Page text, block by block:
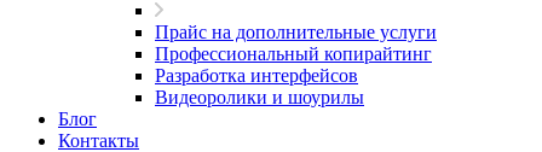
Прайс на дополнительные услуги
Профессиональный копирайтинг
Разработка интерфейсов
Видеоролики и шоурилы
Блог
Контакты